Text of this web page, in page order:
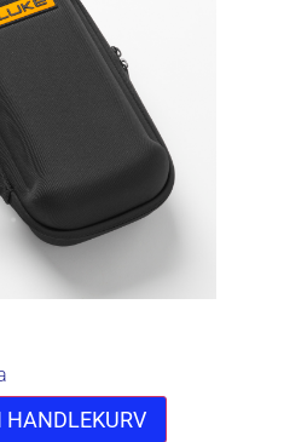
HANDLEKURV